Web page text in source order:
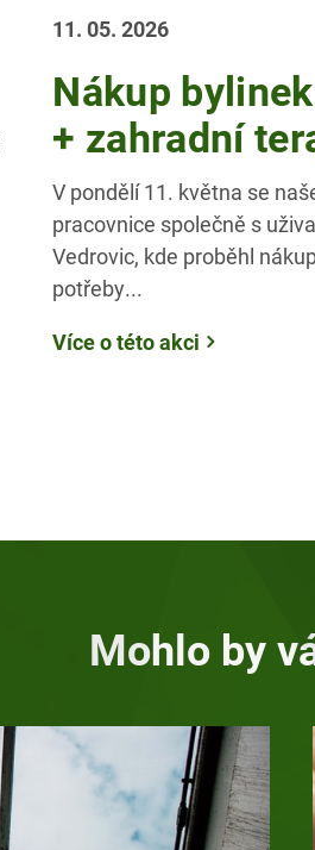
11. 05. 2026
Nákup
+ zahradní
V pondělí 11. května se
pracovnice společně s
Vedrovic, kde proběhl
potřeby...
Více o této akci
Mohlo by